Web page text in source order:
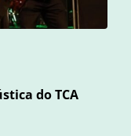
do TCA